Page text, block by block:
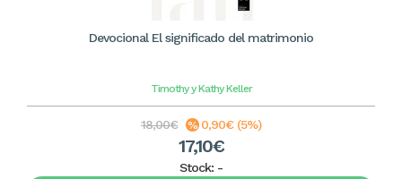
Devocional El significado del matrimonio
Timothy y Kathy Keller
18,00€ 0,90€ (5%)
17,10€
Stock: -